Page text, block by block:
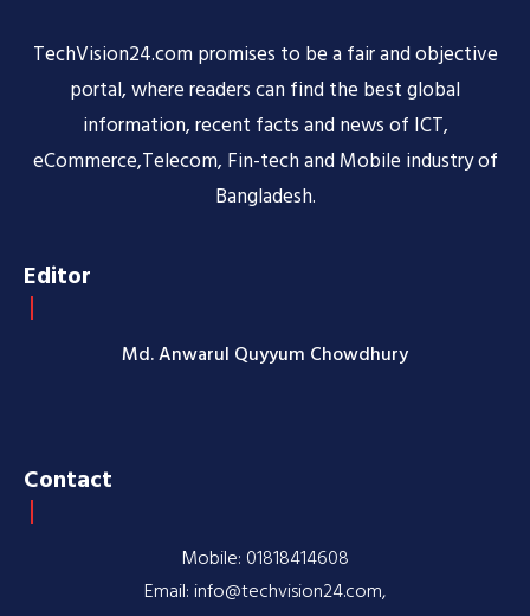
TechVision24.com promises to be a fair and objective
portal, where readers can find the best global
information, recent facts and news of ICT,
eCommerce,Telecom, Fin-tech and Mobile industry of
Bangladesh.
Editor
Md. Anwarul Quyyum Chowdhury
Contact
Mobile: 01818414608
Email: info@techvision24.com,